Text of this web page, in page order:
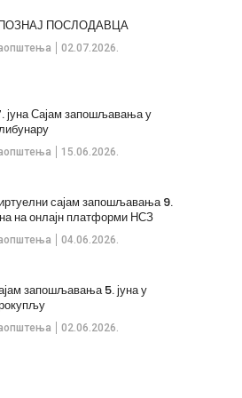
02.07.2026.
ПОСЛОДАВЦА
15.06.2026.
јуна Сајам запошљавања у
04.06.2026.
сајам запошљавања 9.
на онлајн платформи НСЗ
02.06.2026.
запошљавања 5. јуна у